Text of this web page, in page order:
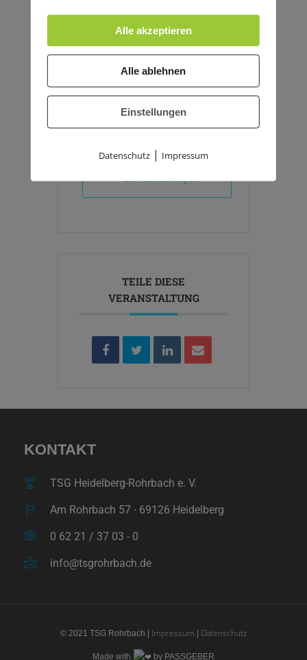
+ Zu Google Kalender hinzufügen
+ iCal / Outlook export
TEILE DIESE
VERANSTALTUNG
KONTAKT
TSG Heidelberg-Rohrbach e. V.
Am Rohrbach 57 ∙ 69126 Heidelberg
0 62 21 / 37 03 - 0
info@tsgrohrbach.de
© 2021 TSG Rohrbach | Impressum Datenschutz
Made with by PASSGEBER
Alle akzeptieren
Alle ablehnen
Einstellungen
Datenschutz| Impressum